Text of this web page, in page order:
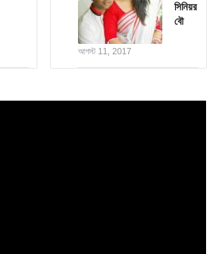
সিনিয়র
বৌ
আগস্ট 11, 2017